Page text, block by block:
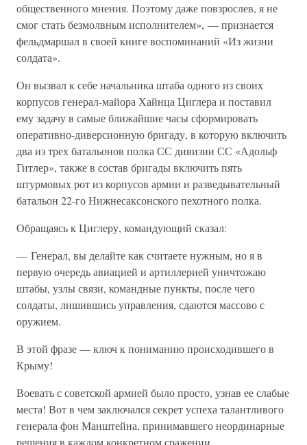
общественного мнения. Поэтому даже повзрослев, я не
смог стать безмолвным исполнителем», — признается
фельдмаршал в своей книге воспоминаний «Из жизни
солдата».
Он вызвал к себе начальника штаба одного из своих
корпусов генерал-майора Хайнца Циглера и поставил
ему задачу в самые ближайшие часы сформировать
оперативно-диверсионную бригаду, в которую включить
два из трех батальонов полка СС дивизии СС «Адольф
Гитлер», также в состав бригады включить пять
штурмовых рот из корпусов армии и разведывательный
батальон 22-го Нижнесаксонского пехотного полка.
Обращаясь к Циглеру, командующий сказал:
— Генерал, вы делайте как считаете нужным, но я в
первую очередь авиацией и артиллерией уничтожаю
штабы, узлы связи, командные пункты, после чего
солдаты, лишившись управления, сдаются массово с
оружием.
В этой фразе — ключ к пониманию происходившего в
Крыму!
Воевать с советской армией было просто, узнав ее слабые
места! Вот в чем заключался секрет успеха талантливого
генерала фон Манштейна, принимавшего неординарные
решения в каждом конкретном сражении.